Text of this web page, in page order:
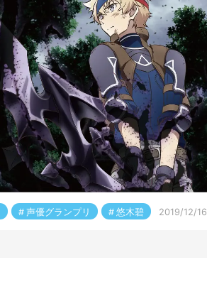
声優グランプリ 悠木碧 2019/12/16